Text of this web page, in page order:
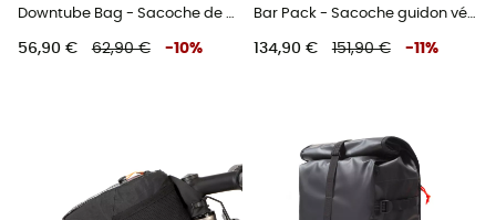
Downtube Bag - Sacoche de cadre vélo
56,90 € 62,90 € -10%
Bar Pack - Sacoche guidon vélo
134,90 € 151,90 € -11 %